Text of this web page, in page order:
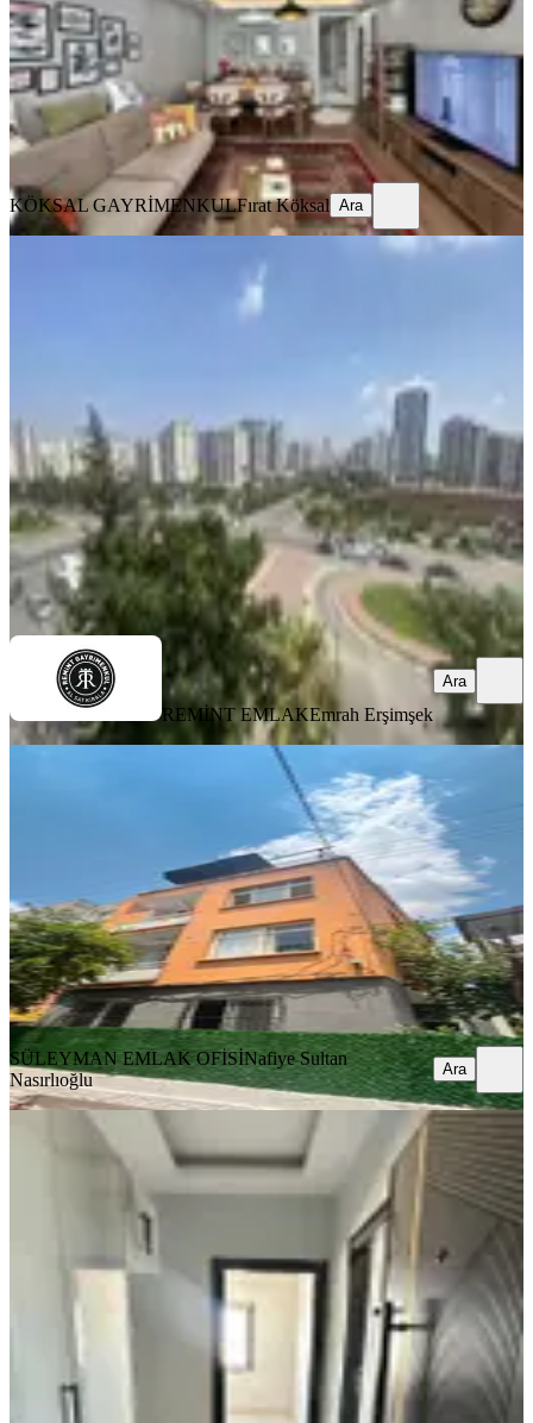
·95 m²·9. Kat·07.08.2026
7.250.000 ₺
KÖKSAL GAYRİMENKULFırat Köksal
KÖKSAL GAYRİMENKULFırat Köksal Ara
Türkmen Başı Blv Üzeri 3+1
K.mutfak Geniş 2000evler Mh Satılık
09.08.2026
6.500.000 ₺
REMİNT EMLAKEmrah Erşimşek
Ara
REMİNT EMLAKEmrah Erşimşek
Ara
2 Daire Tek Fiat Kat Mülkiyetli
Seyhan, Yeşilyurt Mahallesi
3+1·160 m²·3. Kat·08.08.2026
3.300.000 ₺
SÜLEYMAN EMLAK OFİSİNafiye Sultan Nasırlıoğlu
Ara
SÜLEYMAN EMLAK OFİSİNafiye Sultan
Nasırlıoğlu
Ara
Aydınlar Baba Kebap Yanı Sıfır 2+1
Seyhan, Fevzipaşa Mahallesi
08.08.2026
3.225.000 ₺
SENAY EMLAK